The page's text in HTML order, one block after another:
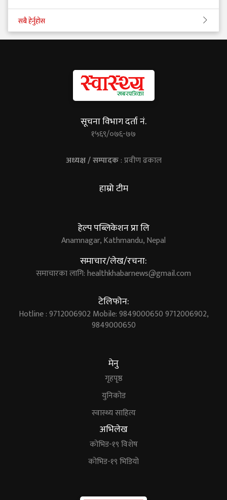
सबै हेर्नुहोस
सूचना विभाग दर्ता नं.
१५६९/०७६-७७
अध्यक्ष / सम्पादक: प्रवीण ढकाल
हाम्रो टीम
हेल्प पब्लिकेशन प्रा लि
Anamnagar, Kathmandu, Nepal
समाचार/लेख/रचना:
समाचारका लागि:healthkhabarnews@gmail.com
टेलिफोन:
Hotline : 9712006902 Mobile: 9849000650 9712006902,
9849000650
मेनु
गृहपृष्ठ
युनिकोड
स्वास्थ्य साहित्य
अभिलेख
कोभिड-१९ विशेष
कोभिड-१९ भिडियो